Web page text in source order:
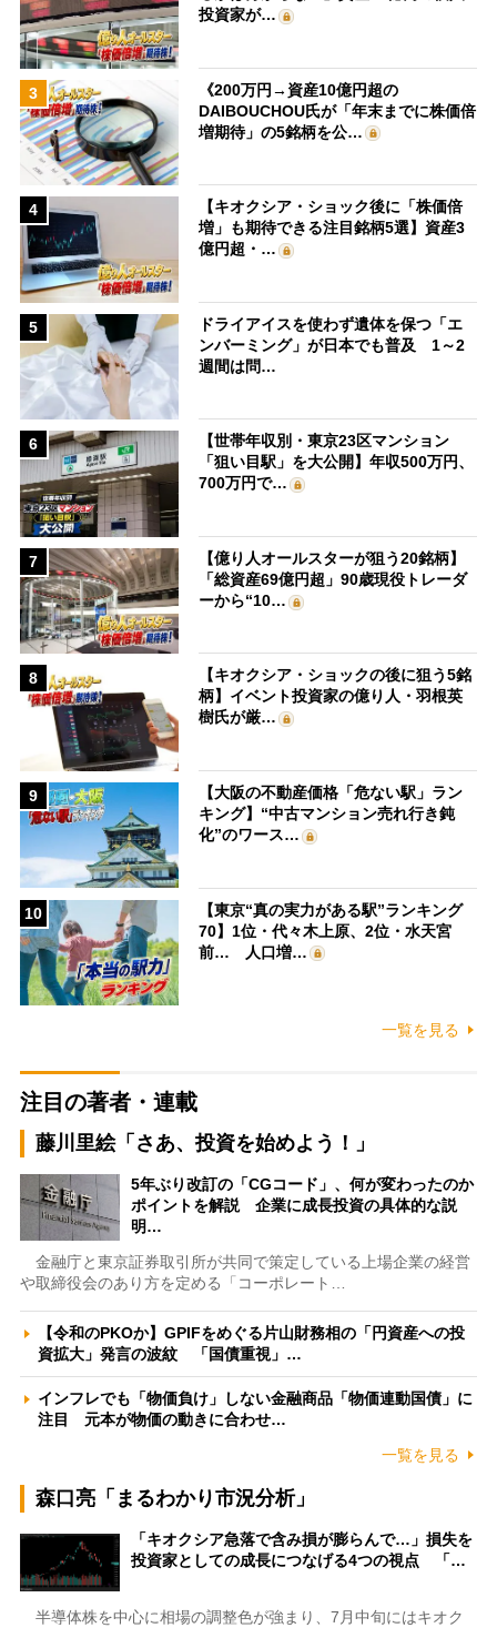
投資家が…
3
《200万円→資産10億円超の
DAIBOUCHOU氏が「年末までに株価倍
増期待」の5銘柄を公…
4
【キオクシア・ショック後に「株価倍
増」も期待できる注目銘柄5選】資産3
億円超・…
5
ドライアイスを使わず遺体を保つ「エ
ンバーミング」が日本でも普及 1～2
週間は問…
6
【世帯年収別・東京23区マンション
「狙い目駅」を大公開】年収500万円、
700万円で…
7
【億り人オールスターが狙う20銘柄】
「総資産69億円超」90歳現役トレーダ
ーから“10…
8
【キオクシア・ショックの後に狙う5銘
柄】イベント投資家の億り人・羽根英
樹氏が厳…
9
【大阪の不動産価格「危ない駅」ラン
キング】“中古マンション売れ行き鈍
化”のワース…
10
【東京“真の実力がある駅”ランキング
70】1位・代々木上原、2位・水天宮
前… 人口増…
一覧を見る
注目の著者・連載
藤川里絵「さあ、投資を始めよう！」
5年ぶり改訂の「CGコード」、何が変わったのか
ポイントを解説 企業に成長投資の具体的な説
明…
金融庁と東京証券取引所が共同で策定している上場企業の経営
や取締役会のあり方を定める「コーポレート…
【令和のPKOか】GPIFをめぐる片山財務相の「円資産への投
資拡大」発言の波紋 「国債重視」…
インフレでも「物価負け」しない金融商品「物価連動国債」に
注目 元本が物価の動きに合わせ…
一覧を見る
森口亮「まるわかり市況分析」
「キオクシア急落で含み損が膨らんで…」損失を
投資家としての成長につなげる4つの視点 「…
半導体株を中心に相場の調整色が強まり、7月中旬にはキオク